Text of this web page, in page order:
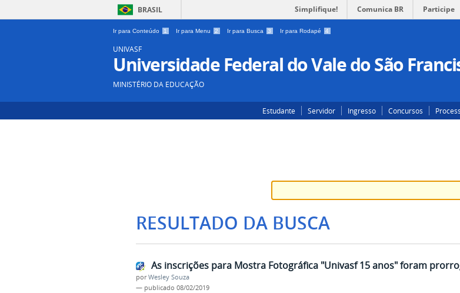
BRASIL Simplifique! Comunica BR Participe
Ir para Conteúdo 1 Ir para Menu 2 Ir para Busca 3 Ir para Rodapé 4
UNIVASF
Universidade Federal do Vale do São
MINISTÉRIO DA EDUCAÇÃO
Estudante Servidor Ingresso Concursos
RESULTADO DA BUSCA
As inscrições para Mostra Fotográfica "Univasf 15 anos" foram
porWesley Souza
— publicado 08/02/2019